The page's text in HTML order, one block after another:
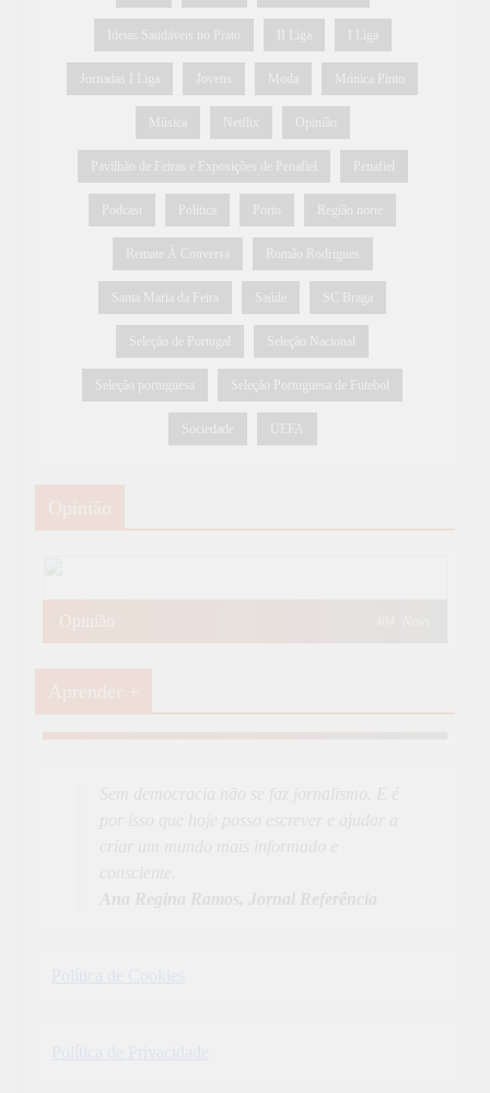
Ideias Saudáveis no Prato II Liga I Liga
Jornadas I Liga Jovens Moda Mónica Pinto
Música Netflix Opinião
Pavilhão de Feiras e Exposições de Penafiel Penafiel
Podcast Política Porto Região norte
Remate À Conversa Romão Rodrigues
Santa Maria da Feira Saúde SC Braga
Seleção de Portugal Seleção Nacional
Seleção portuguesa Seleção Portuguesa de Futebol
Sociedade UEFA
Opinião
Opinião
Aprender +
Aprender Mais 19 News